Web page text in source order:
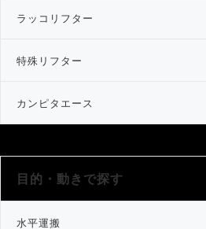
ラッコリフター
特殊リフター
カンピタエース
目的・動きで探す
水平運搬